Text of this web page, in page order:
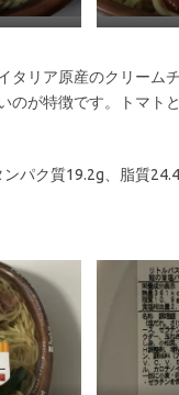
タリア原産のクリーム
のが特徴です。トマト
パク質19.2g、脂質